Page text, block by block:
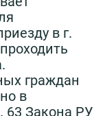
в г.
граждан
в
63 Закона РУ